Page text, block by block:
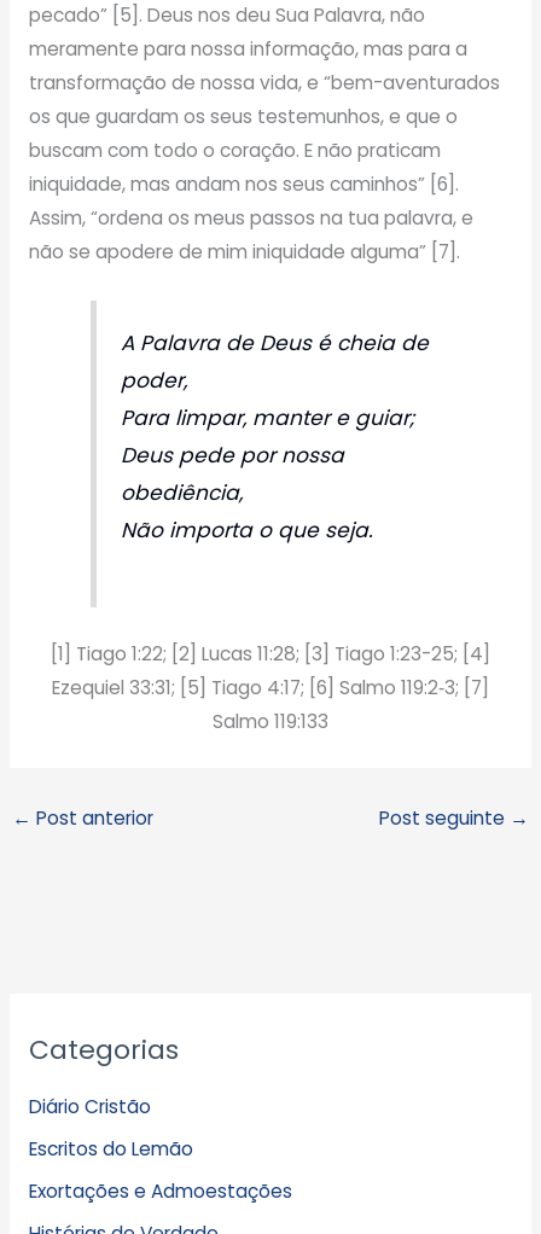
pecado” [5]. Deus nos deu Sua Palavra, não
meramente para nossa informação, mas para a
transformação de nossa vida, e “bem-aventurados
os que guardam os seus testemunhos, e que o
buscam com todo o coração. E não praticam
iniquidade, mas andam nos seus caminhos” [6].
Assim, “ordena os meus passos na tua palavra, e
não se apodere de mim iniquidade alguma” [7].
A Palavra de Deus é cheia de
poder,
Para limpar, manter e guiar;
Deus pede por nossa
obediência,
Não importa o que seja.
[1] Tiago 1:22; [2] Lucas 11:28; [3] Tiago 1:23-25; [4]
Ezequiel 33:31; [5] Tiago 4:17; [6] Salmo 119:2‑3; [7]
Salmo 119:133
← Post anterior Post seguinte →
Categorias
Diário Cristão
Escritos do Lemão
Exortações e Admoestações
r
i
v